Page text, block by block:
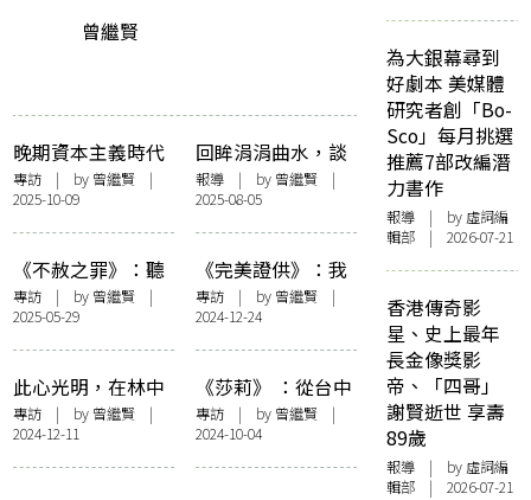
曾繼賢
晚期資本主義時代
的評論人，及其邊
緣的浪漫——訪張
歷君談《文學的外
邊》
專訪 | by 曾繼賢 |
2025-10-09
回眸涓涓曲水，談
安土與不遷——小
思「香港關懷系
列」套裝發佈會紀
錄
報導| by 曾繼賢|
2025-08-05
《不赦之罪》：聽
說過神愛很多人
——訪導演林善、
譚善揚
專訪 | by 曾繼賢 |
2025-05-29
《完美證供》：我
在自己的法庭反覆
敲問自身——訪演
員蘇玉華
專訪| by 曾繼賢|
2024-12-24
此心光明，在林中
路思考人生的絕望
和意義——訪哲學
學者陶國璋
專訪 | by 曾繼賢 |
2024-12-11
《莎莉》 ：從台中
到巴黎，演繹亞洲
女性的出走日記
——訪導演練建
專訪| by 曾繼賢|
2024-10-04
為大銀幕尋到
好劇本 美媒體
研究者創「Bo-
Sco」每月挑選
推薦7部改編潛
力書作
報導 | by 虛詞編
輯部 | 2026-07-21
香港傳奇影
星、史上最年
長金像獎影
帝、「四哥」
謝賢逝世 享壽
89歲
報導 | by 虛詞編
輯部 | 2026-07-21